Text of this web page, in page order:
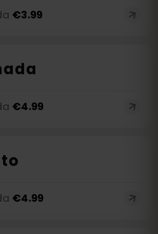
€3.99
€4.99
€4.99